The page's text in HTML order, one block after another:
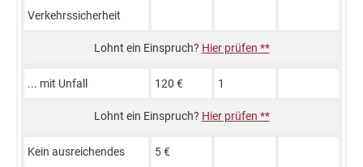
Verkehrssicherheit
Hier prüfen **
... mit Unfall 120 € 1
Hier prüfen **
Kein ausreichendes
5 €